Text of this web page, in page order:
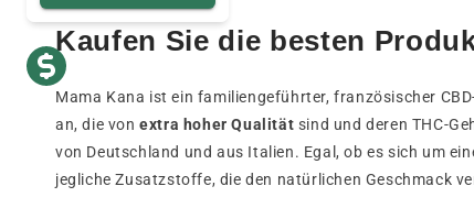
Kaufen Sie die besten
Mama Kana ist ein familiengeführter, französischer
an, die vonextra hoher Qualität sind und deren THC-
von Deutschland und aus Italien. Egal, ob es sich um
jegliche Zusatzstoffe, die den natürlichen Geschmack